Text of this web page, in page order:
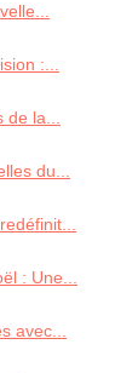
:...
la...
du...
: Une...
avec...